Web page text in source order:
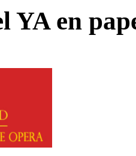
YA en